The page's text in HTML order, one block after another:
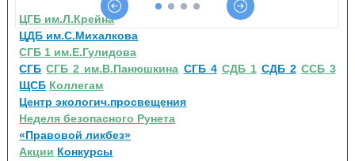
ЦГБ им.Л.Крейна
ЦДБ им.С.Михалкова
СГБ 1 им.Е.Гулидова
СГБ СГБ 2 им.В.Панюшкина СГБ 4 СДБ 1 СДБ 2 ССБ 3
ЩСБ Коллегам
Центр экологич.просвещения
Неделя безопасного Рунета
«Правовой ликбез»
Акции Конкурсы